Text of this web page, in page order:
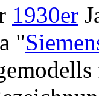
1930er
"